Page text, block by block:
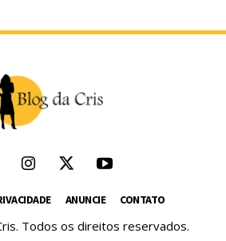
ANUNCIE CONTATO
Todos os direitos reservados.